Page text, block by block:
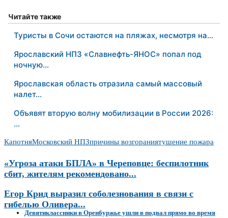
Читайте также
Туристы в Сочи остаются на пляжах, несмотря на…
Ярославский НПЗ «Славнефть-ЯНОС» попал под
ночную…
Ярославская область отразила самый массовый
налет…
Объявят вторую волну мобилизации в России 2026:
…
КапотняМосковский НПЗпричины возгораниятушение пожара
«Угроза атаки БПЛА» в Череповце: беспилотник
сбит, жителям рекомендовано...
Егор Крид выразил соболезнования в связи с
гибелью Оливера...
Девятиклассники в Оренбуржье ушли в подвал прямо во время